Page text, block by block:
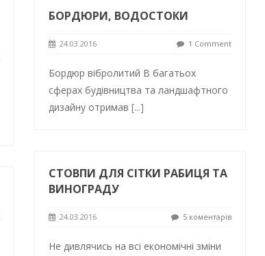
БОРДЮРИ, ВОДОСТОКИ
24.03.2016 1 Comment
Бордюр вібролитий В багатьох
сферах будівництва та ландшафтного
дизайну отримав [...]
СТОВПИ ДЛЯ СІТКИ РАБИЦЯ ТА
ВИНОГРАДУ
24.03.2016 5 коментарів
Не дивлячись на всі економічні зміни